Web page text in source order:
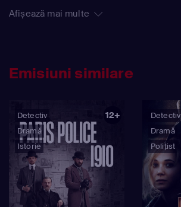
erou este pierdut, torturat de proprii
un bărbat angajat în propria lui bătălie
timp ce conduce investigații criminale în
Afișează mai multe
Emisiuni similare
Detectiv
Dramă
Istorie
12+
Detectiv
Dramă
Polițist